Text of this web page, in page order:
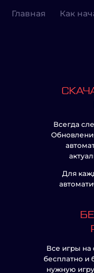
Главная Как
Всегда
Для
Все игры на
бесплатно и
нужную